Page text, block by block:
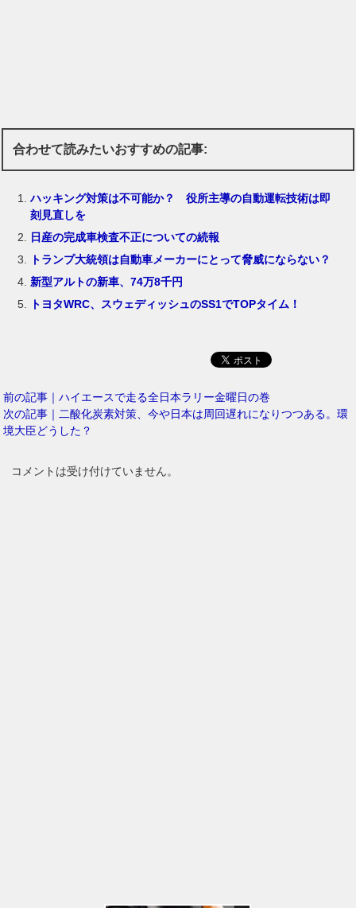
合わせて読みたいおすすめの記事:
ハッキング対策は不可能か？ 役所主導の自動運転技術は即
刻見直しを
日産の完成車検査不正についての続報
トランプ大統領は自動車メーカーにとって脅威にならない？
新型アルトの新車、74万8千円
トヨタWRC、スウェディッシュのSS1でTOPタイム！
前の記事｜ハイエースで走る全日本ラリー金曜日の巻
次の記事｜二酸化炭素対策、今や日本は周回遅れになりつつある。環
境大臣どうした？
コメントは受け付けていません。